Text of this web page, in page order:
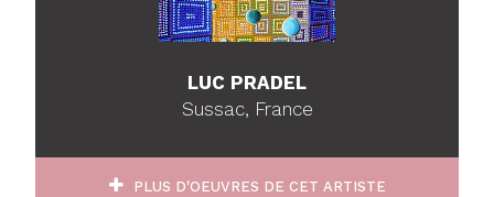
LUC PRADEL
Sussac, France
PLUS D'OEUVRES DE CET ARTISTE